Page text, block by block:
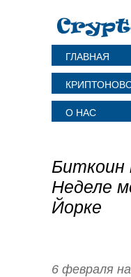
ГЛАВНАЯ
О НАС
Биткоин
Неделе
Йорке
6 февраля